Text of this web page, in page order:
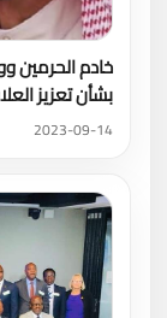
خادم الحرمين
بشأن تعزيز
2023-09-14